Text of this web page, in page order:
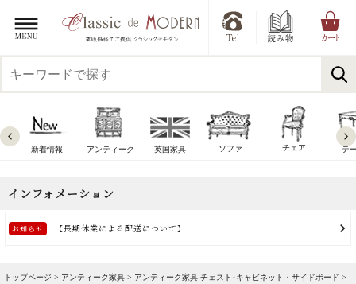
新着情報 アンティーク 英国家具 ソファ チェア テ
トップページ > アンティーク家具 > アンティーク家具 チェスト･キャビネット・サイドボード >